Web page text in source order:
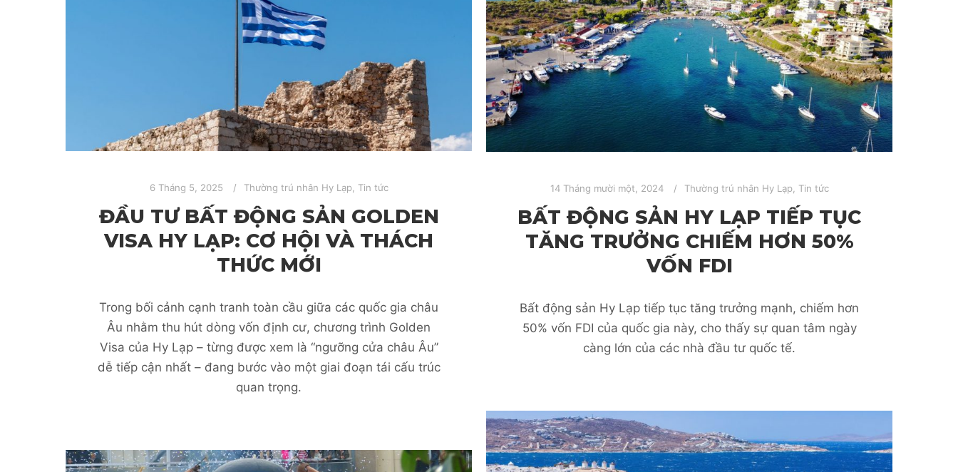
6 Tháng 5, 2025 Thường trú nhân Hy Lạp, Tin tức
ĐẦU TƯ BẤT ĐỘNG SẢN GOLDEN
VISA HY LẠP: CƠ HỘI VÀ THÁCH
THỨC MỚI
Trong bối cảnh cạnh tranh toàn cầu giữa các quốc gia châu
Âu nhằm thu hút dòng vốn định cư, chương trình Golden
Visa của Hy Lạp – từng được xem là “ngưỡng cửa châu Âu”
dễ tiếp cận nhất – đang bước vào một giai đoạn tái cấu trúc
quan trọng.
14 Tháng mười một, 2024 Thường trú nhân Hy Lạp, Tin tức
BẤT ĐỘNG SẢN HY LẠP TIẾP TỤC
TĂNG TRƯỞNG CHIẾM HƠN 50%
VỐN FDI
Bất động sản Hy Lạp tiếp tục tăng trưởng mạnh, chiếm hơn
50% vốn FDI của quốc gia này, cho thấy sự quan tâm ngày
càng lớn của các nhà đầu tư quốc tế.